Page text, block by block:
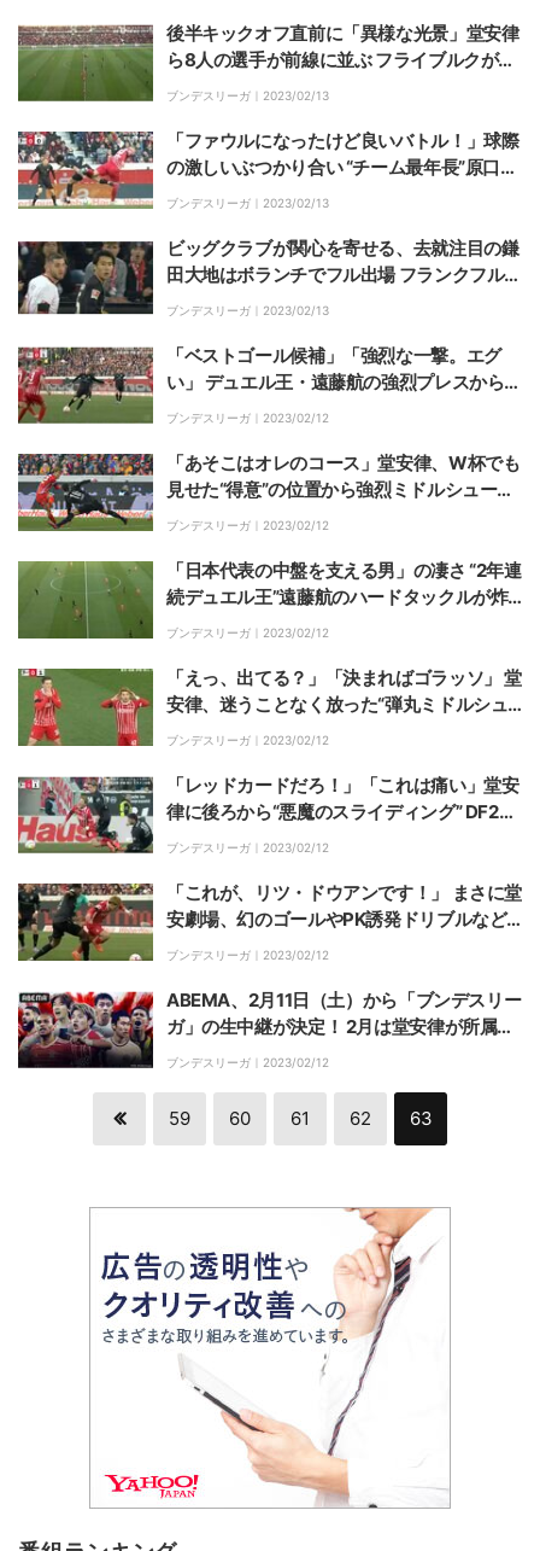
後半キックオフ直前に「異様な光景」堂安律
ら8人の選手が前線に並ぶ フライブルクが仕
掛けた“超攻撃的フォーメーション”
ブンデスリーガ｜ 2023/02/13
「ファウルになったけど良いバトル！」球際
の激しいぶつかり合い “チーム最年長”原口元
気、気迫のハードタックルにスタジアムも大
ブンデスリーガ｜ 2023/02/13
ビッグクラブが関心を寄せる、去就注目の鎌
田大地はボランチでフル出場 フランクフル
ト、好調ケルンに3失点完敗で8試合ぶり黒
ブンデスリーガ｜ 2023/02/13
「ベストゴール候補」「強烈な一撃。エグ
い」 デュエル王・遠藤航の強烈プレスからの
ボール奪取、FWフューリッヒの超スーパー
ブンデスリーガ｜ 2023/02/12
「あそこはオレのコース」堂安律、W杯でも
見せた“得意”の位置から強烈ミドルシュート
強靭なフィジカルからカットインで左足一閃
ブンデスリーガ｜ 2023/02/12
「日本代表の中盤を支える男」の凄さ “2年連
続デュエル王”遠藤航のハードタックルが炸
裂！チームのピンチを未然に防ぐ
ブンデスリーガ｜ 2023/02/12
「えっ、出てる？」「決まればゴラッソ」 堂
安律、迷うことなく放った“弾丸ミドルシュ
ート” 解説・槙野智章氏も称賛した幻のゴー
ブンデスリーガ｜ 2023/02/12
「レッドカードだろ！」「これは痛い」堂安
律に後ろから“悪魔のスライディング” DF2人
をかわす技ありトラップ→ドリブル後に食ら
ブンデスリーガ｜ 2023/02/12
「これが、リツ・ドウアンです！」 まさに堂
安劇場、幻のゴールやPK誘発ドリブルなど
大活躍 日本人4選手が躍動“バーデン・ヴュ
ブンデスリーガ｜ 2023/02/12
ABEMA、2月11日（土）から「ブンデスリー
ガ」の生中継が決定！ 2月は堂安律が所属す
るフライブルクの試合が毎週無料で生中継
ブンデスリーガ｜ 2023/02/12
59 60 61 62 63